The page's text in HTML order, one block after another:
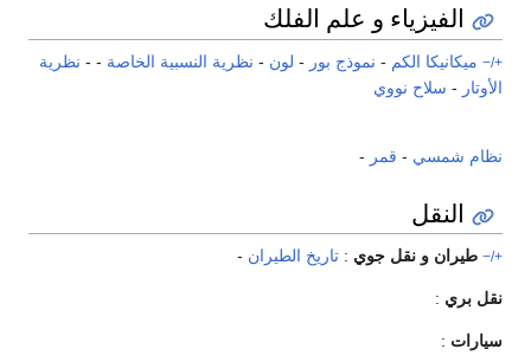
الفيزياء و علم الفلك
+/− ميكانيكا الكم - نموذج بور - لون - نظرية النسبية الخاصة - - نظرية
الأوتار - سلاح نووي
نظام شمسي - قمر -
النقل
+/− طيران و نقل جوي : تاريخ الطيران -
نقل بري :
سيارات :